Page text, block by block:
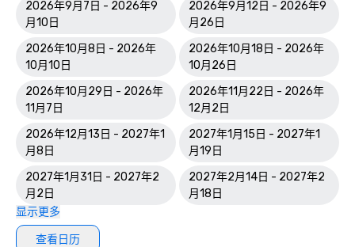
2026年9月7日 - 2026年9
月10日
2026年9月12日 - 2026年9
月26日
2026年10月8日 - 2026年
10月10日
2026年10月18日 - 2026年
10月26日
2026年10月29日 - 2026年
11月7日
2026年11月22日 - 2026年
12月2日
2026年12月13日 - 2027年1
月8日
2027年1月15日 - 2027年1
月19日
2027年1月31日 - 2027年2
月2日
2027年2月14日 - 2027年2
月18日
显示更多
查看日历